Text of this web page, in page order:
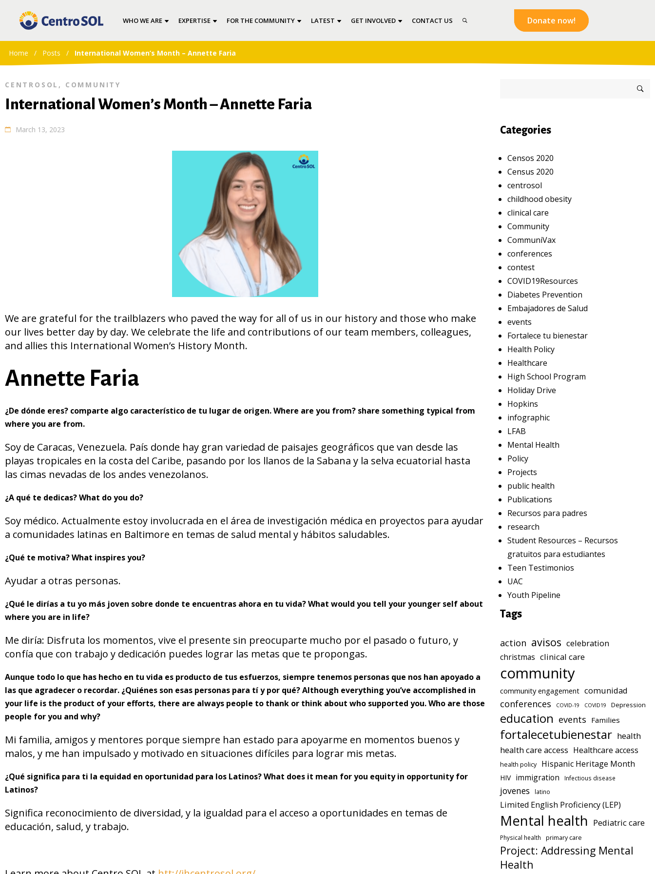
WHO WE ARE EXPERTISE FOR THE COMMUNITY LATEST GET INVOLVED CONTACT US Donate now!
Home / Posts / International Women’s Month – Annette Faria
CENTROSOL , COMMUNITY
International Women’s Month – Annette Faria
March 13, 2023
We are grateful for the trailblazers who paved the way for all of us in our history and those who make
our lives better day by day. We celebrate the life and contributions of our team members, colleagues,
and allies this International Women’s History Month.
Annette Faria
¿De dónde eres? comparte algo característico de tu lugar de origen. Where are you from? share something typical from
where you are from.
Soy de Caracas, Venezuela. País donde hay gran variedad de paisajes geográficos que van desde las
playas tropicales en la costa del Caribe, pasando por los llanos de la Sabana y la selva ecuatorial hasta
las cimas nevadas de los andes venezolanos.
¿A qué te dedicas? What do you do?
Soy médico. Actualmente estoy involucrada en el área de investigación médica en proyectos para ayudar
a comunidades latinas en Baltimore en temas de salud mental y hábitos saludables.
¿Qué te motiva? What inspires you?
Ayudar a otras personas.
¿Qué le dirías a tu yo más joven sobre donde te encuentras ahora en tu vida? What would you tell your younger self about
where you are in life?
Me diría: Disfruta los momentos, vive el presente sin preocuparte mucho por el pasado o futuro, y
confía que con trabajo y dedicación puedes lograr las metas que te propongas.
Aunque todo lo que has hecho en tu vida es producto de tus esfuerzos, siempre tenemos personas que nos han apoyado a
las que agradecer o recordar. ¿Quiénes son esas personas para tí y por qué? Although everything you’ve accomplished in
your life is the product of your efforts, there are always people to thank or think about who supported you. Who are those
people for you and why?
Mi familia, amigos y mentores porque siempre han estado para apoyarme en momentos buenos y
malos, y me han impulsado y motivado en situaciones difíciles para lograr mis metas.
¿Qué significa para ti la equidad en oportunidad para los Latinos? What does it mean for you equity in opportunity for
Latinos?
Significa reconocimiento de diversidad, y la igualdad para el acceso a oportunidades en temas de
educación, salud, y trabajo.
Categories
Censos 2020
Census 2020
centrosol
childhood obesity
clinical care
Community
CommuniVax
conferences
contest
COVID19Resources
Diabetes Prevention
Embajadores de Salud
events
Fortalece tu bienestar
Health Policy
Healthcare
High School Program
Holiday Drive
Hopkins
infographic
LFAB
Mental Health
Policy
Projects
public health
Publications
Recursos para padres
research
Student Resources – Recursos
gratuitos para estudiantes
Teen Testimonios
UAC
Youth Pipeline
Tags
action avisos celebration
christmas clinical care
community
community engagement comunidad
conferences COVID-19 COVID19 Depression
education events Families
fortalecetubienestar health
health care access Healthcare access
health policy Hispanic Heritage Month
HIV immigration Infectious disease
jovenes latino
Limited English Proficiency (LEP)
Mental health Pediatric care
Physical health primary care
Project: Addressing Mental
Health